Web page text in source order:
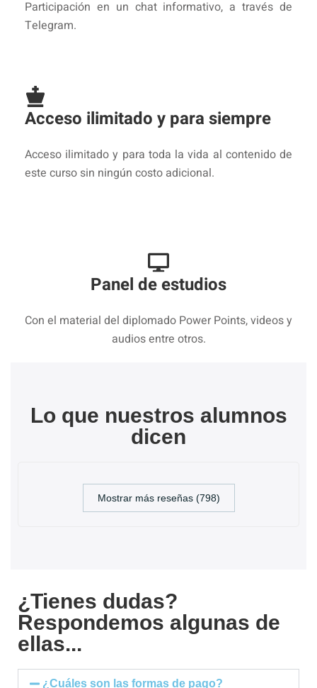
Participación en un chat informativo, a través de
Telegram.
Acceso ilimitado y para siempre
Acceso ilimitado y para toda la vida al contenido de
este curso sin ningún costo adicional.
Panel de estudios
Con el material del diplomado Power Points, videos y
audios entre otros.
Lo que nuestros alumnos
dicen
Mostrar más reseñas (798)
¿Tienes dudas?
Respondemos algunas de
ellas...
¿Cuáles son las formas de pago?